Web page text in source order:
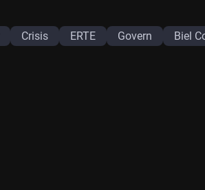
Crisis ERTE Govern Biel